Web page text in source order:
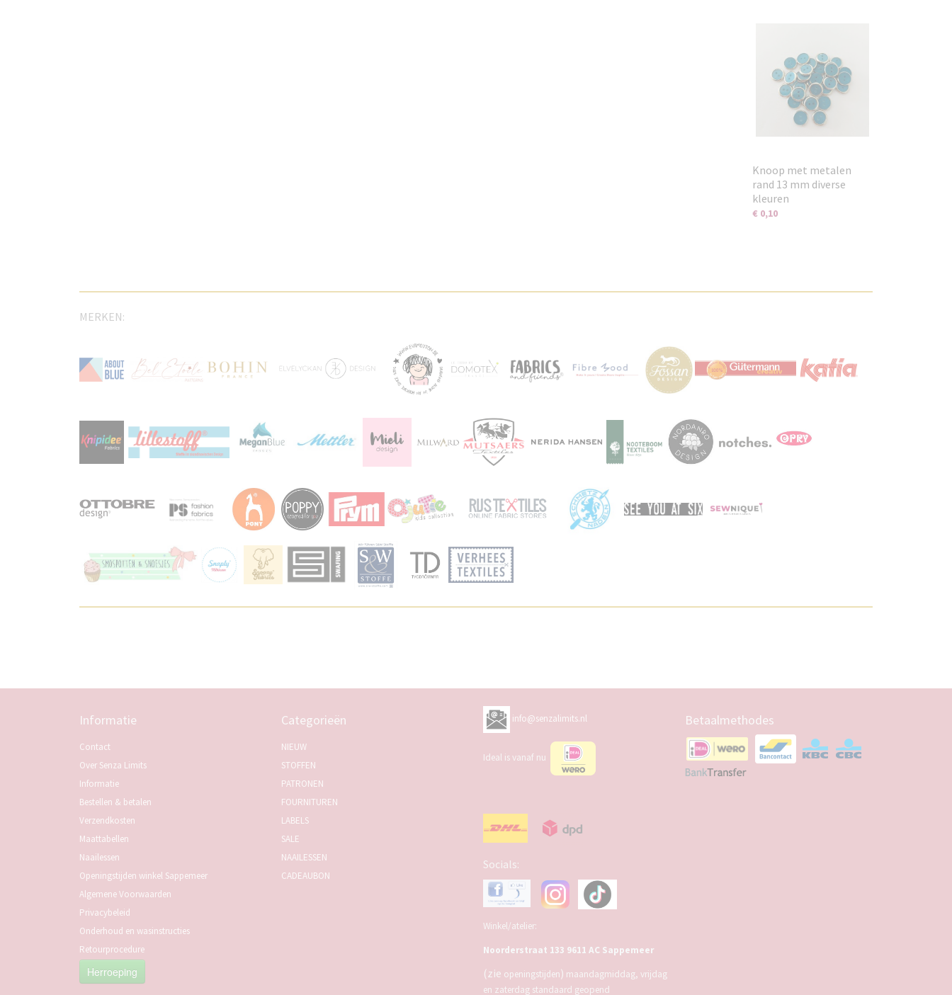
Knoop met metalen
rand 13 mm diverse
kleuren
€ 0,10
MERKEN:
Informatie
Contact
Over Senza Limits
Informatie
Bestellen & betalen
Verzendkosten
Maattabellen
Naailessen
Openingstijden winkel Sappemeer
Algemene Voorwaarden
Privacybeleid
Onderhoud en wasinstructies
Retourprocedure
Herroeping
Categorieën
NIEUW
STOFFEN
PATRONEN
FOURNITUREN
LABELS
SALE
NAAILESSEN
CADEAUBON
info@senzalimits.nl
Ideal is vanaf nu
Socials:
Winkel/atelier:
Noorderstraat 133 9611 AC Sappemeer
(zie openingstijden) maandagmiddag, vrijdag
en zaterdag standaard geopend
Betaalmethodes